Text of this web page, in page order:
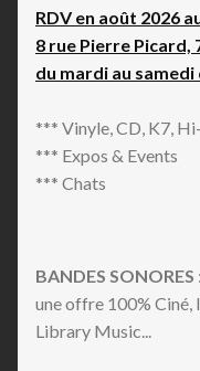
RDV en août 2026
8 rue Pierre Picard,
du mardi au samedi
*** Vinyle, CD, K7, Hi-
*** Expos & Events
*** Chats
BANDES SONORES :
une offre 100% Ciné,
Library Music...